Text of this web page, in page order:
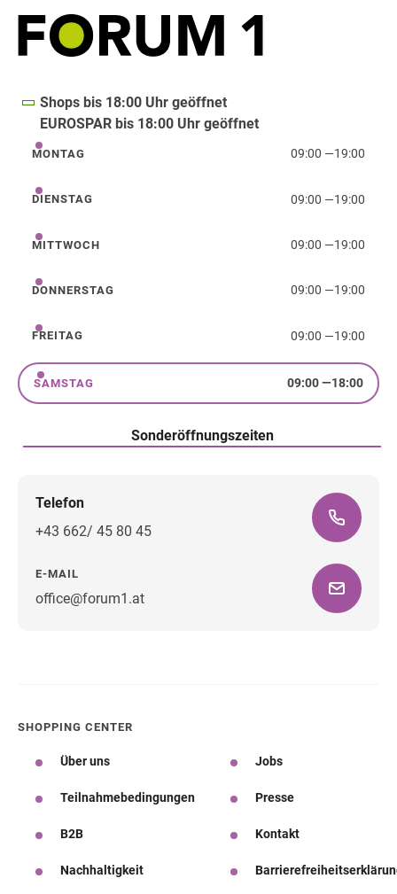
Shops bis 18:00 Uhr geöffnet
EUROSPAR bis 18:00 Uhr geöffnet
Montag
MONTAG 09:00 —19:00
Dienstag
DIENSTAG 09:00 —19:00
Mittwoch
MITTWOCH 09:00 —19:00
Donnerstag
DONNERSTAG 09:00 —19:00
Freitag
FREITAG 09:00 —19:00
Samstag
SAMSTAG 09:00—18:00
Sonderöffnungszeiten
Telefon
+43 662/ 45 80 45
E-MAIL
office@forum1.at
SHOPPING CENTER
Über uns Jobs
Teilnahmebedingungen Presse
B2B Kontakt
Nachhaltigkeit